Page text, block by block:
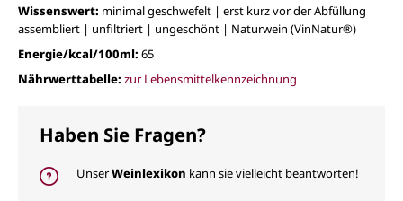
Wissenswert: minimal geschwefelt | erst kurz vor der Abfüllung
assembliert | unfiltriert | ungeschönt | Naturwein (VinNatur®)
Energie/kcal/100ml: 65
Nährwerttabelle: zur Lebensmittelkennzeichnung
Haben Sie Fragen?
UnserWeinlexikon kann sie vielleicht beantworten!